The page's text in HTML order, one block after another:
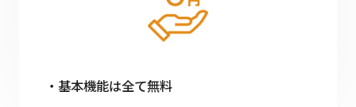
基本機能は全て無料